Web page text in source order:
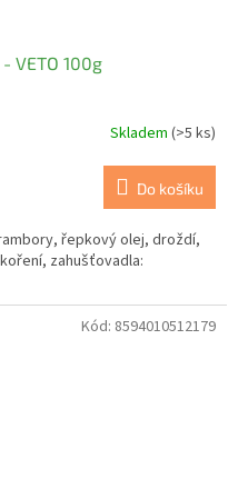
VETO 100g
Skladem (>5 ks)
Do košíku
řepkový olej, droždí,
zahušťovadla:
Kód: 8594010512179